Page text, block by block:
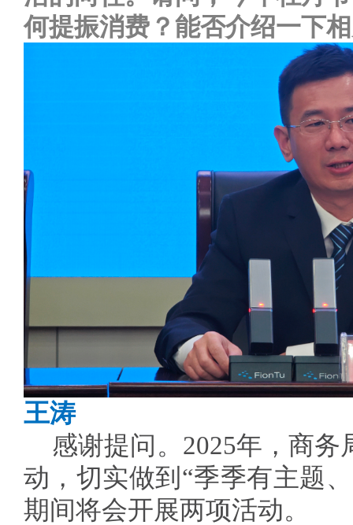
何提振消费？能否介绍一下
王涛
感谢提问。2025年，商
动，切实做到“季季有主题
期间将会开展两项活动。